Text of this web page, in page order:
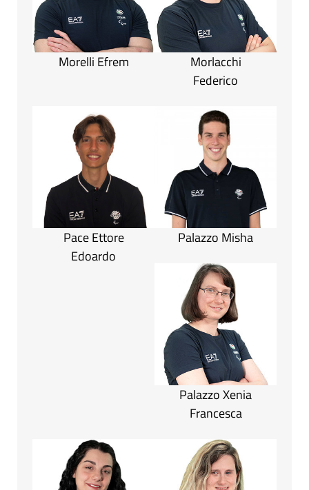
Morelli Efrem
Morlacchi
Federico
Pace Ettore
Edoardo
Palazzo Misha
Palazzo Xenia
Francesca